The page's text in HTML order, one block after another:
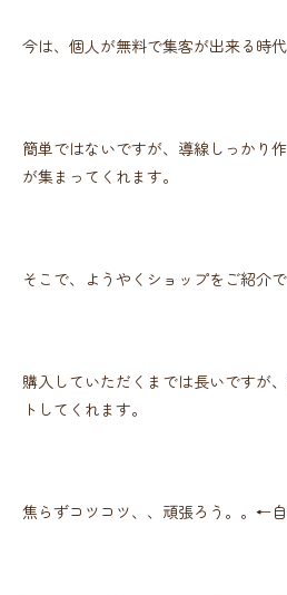
今は、個人が無料で集客が出来る時代
簡単ではないですが、導線しっかり
が集まってくれます。
そこで、ようやくショップをご紹介で
購入していただくまでは長いですが
トしてくれます。
焦らずコツコツ、、頑張ろう。。←自